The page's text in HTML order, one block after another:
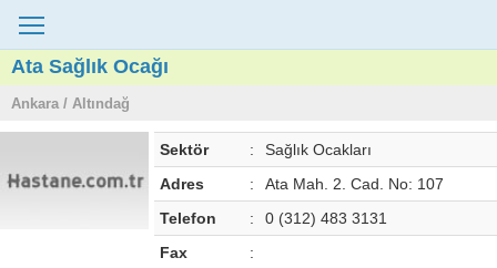
Ata Sağlık Ocağı
Ankara / Altındağ
Sektör :
Sağlık Ocakları
Adres
:
Ata Mah. 2. Cad. No: 107
Telefon
:
0 (312) 483 3131
Fax
: